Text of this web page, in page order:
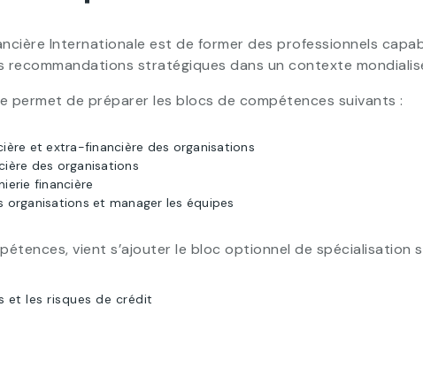
Internationale est de former des professionnels
recommandations stratégiques dans un contexte
permet de préparer les blocs de compétences suivants :
et extra-financière des organisations
des organisations
financière
et manager les équipes
vient s’ajouter le bloc optionnel de spécialisation
et les risques de crédit